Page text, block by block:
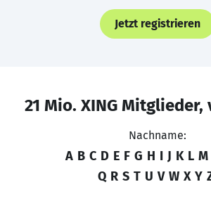
Jetzt registrieren
21 Mio. XING Mitglieder,
Nachname:
A B C D E F G H I J K L M
Q R S T U V W X Y